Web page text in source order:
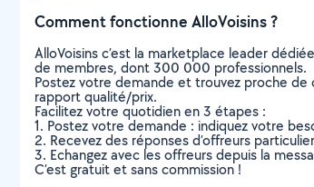
Comment fonctionne AlloVoisins ?
AlloVoisins c’est la marketplace leader
de membres, dont 300 000 professionnels.
Postez votre demande et trouvez proche de
rapport qualité/prix.
Facilitez votre quotidien en 3 étapes :
1. Postez votre demande : indiquez votre
2. Recevez des réponses d’offreurs
3. Echangez avec les offreurs depuis la
C’est gratuit et sans commission !